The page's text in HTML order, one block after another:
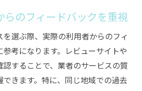
らのフィードバックを重視
選ぶ際、実際の利用者からのフィ
考になります。レビューサイトや
することで、業者のサービスの質
きます。特に、同じ地域での過去